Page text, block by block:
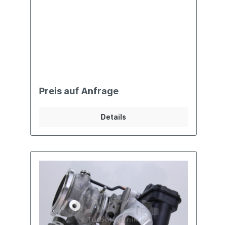
Preis auf Anfrage
Details